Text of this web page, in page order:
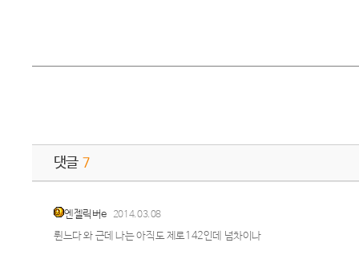
댓글 7
엔젤릭버e 2014.03.08
륀느다 와 근데 나는 아직도 제로142인데 넘차이나